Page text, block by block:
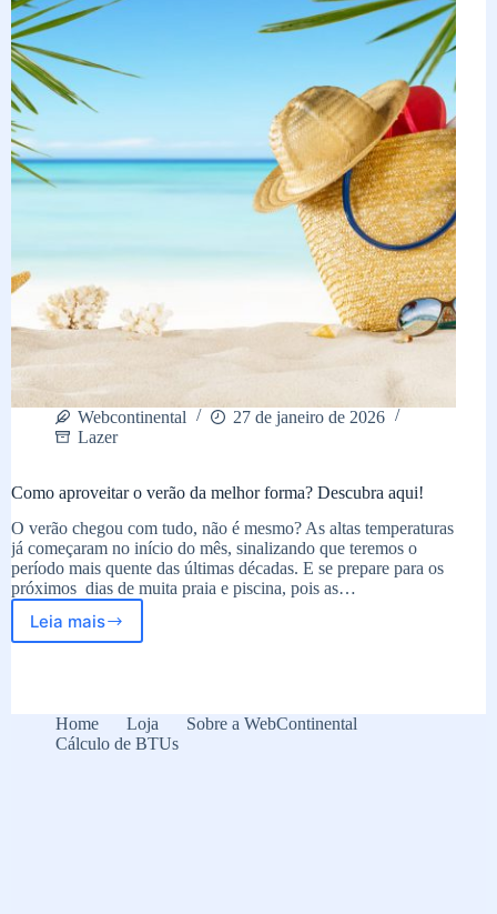
Webcontinental
27 de janeiro de 2026
Lazer
Como aproveitar o verão da melhor forma? Descubra aqui!
O verão chegou com tudo, não é mesmo? As altas temperaturas
já começaram no início do mês, sinalizando que teremos o
período mais quente das últimas décadas. E se prepare para os
próximos dias de muita praia e piscina, pois as…
Leia mais
Como
melhor
forma?
Home Loja
Sobre a WebContinental
Cálculo de BTUs